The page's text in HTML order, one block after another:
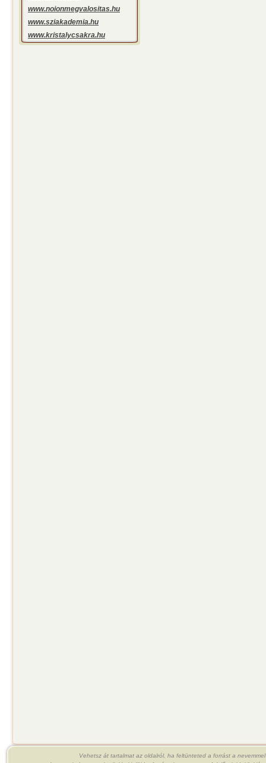
www.noionmegvalositas.hu
www.sziakademia.hu
www.kristalycsakra.hu
Vehetsz át tartalmat az oldalról, ha feltünteted a forrást a